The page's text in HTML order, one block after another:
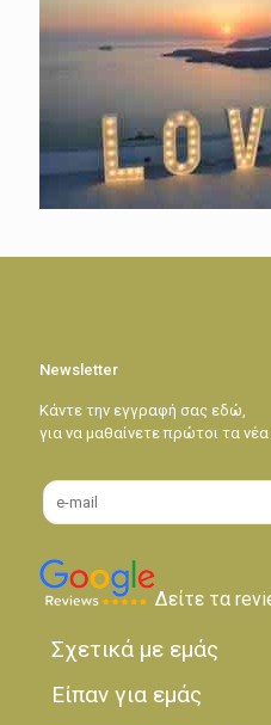
Newsletter
Κάντε την εγγραφή σας εδώ,
για να μαθαίνετε πρώτοι τα
Δείτε τα
Σχετικά με εμάς
Είπαν για εμάς